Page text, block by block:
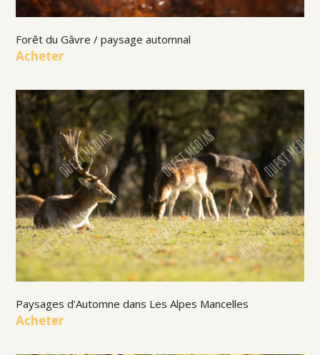
Forêt du Gâvre / paysage automnal
Acheter
Paysages d’Automne dans Les Alpes Mancelles
Acheter